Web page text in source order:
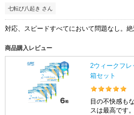
七転び八起き さん
対応、スピードすべてにおいて問題なし。絶
商品購入レビュー
2ウィークフ
箱セット
目の不快感も
スは最高です。